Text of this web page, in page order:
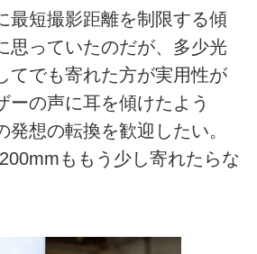
最短撮影距離を制限する傾
思っていたのだが、多少光
てでも寄れた方が実用性が
ーの声に耳を傾けたよう
発想の転換を歓迎したい。
ももう少し寄れたらな